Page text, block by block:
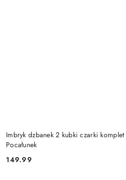
Imbryk dzbanek 2 kubki czarki
Pocałunek
Cena:
149.99